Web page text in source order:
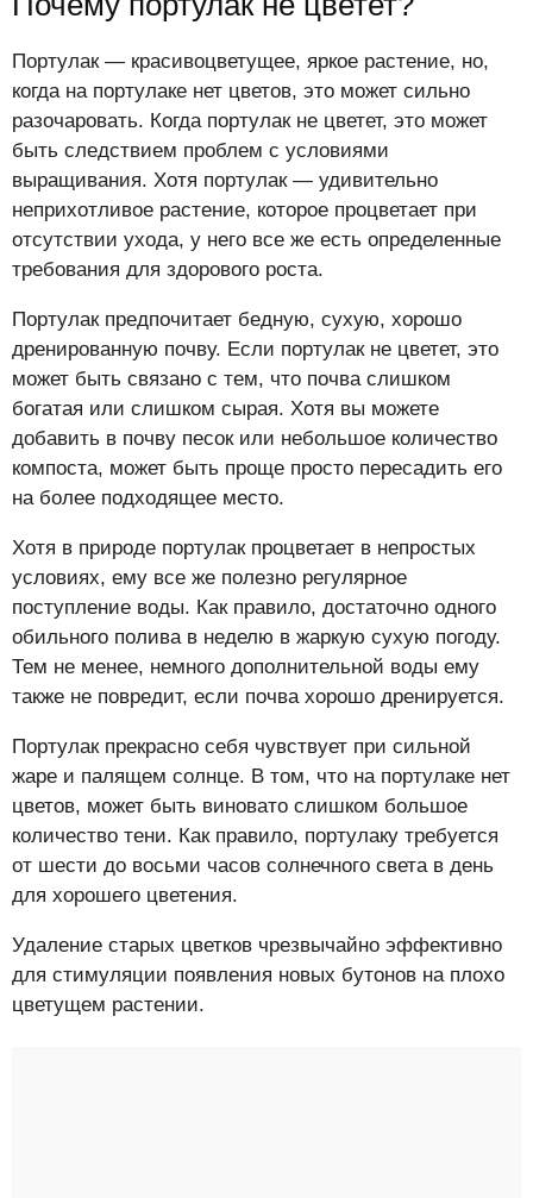
Портулак — красивоцветущее, яркое растение, но,
когда на портулаке нет цветов, это может сильно
разочаровать. Когда портулак не цветет, это может
быть следствием проблем с условиями
выращивания. Хотя портулак — удивительно
неприхотливое растение, которое процветает при
отсутствии ухода, у него все же есть определенные
требования для здорового роста.
Портулак предпочитает бедную, сухую, хорошо
дренированную почву. Если портулак не цветет, это
может быть связано с тем, что почва слишком
богатая или слишком сырая. Хотя вы можете
добавить в почву песок или небольшое количество
компоста, может быть проще просто пересадить его
на более подходящее место.
Хотя в природе портулак процветает в непростых
условиях, ему все же полезно регулярное
поступление воды. Как правило, достаточно одного
обильного полива в неделю в жаркую сухую погоду.
Тем не менее, немного дополнительной воды ему
также не повредит, если почва хорошо дренируется.
Портулак прекрасно себя чувствует при сильной
жаре и палящем солнце. В том, что на портулаке нет
цветов, может быть виновато слишком большое
количество тени. Как правило, портулаку требуется
от шести до восьми часов солнечного света в день
для хорошего цветения.
Удаление старых цветков чрезвычайно эффективно
для стимуляции появления новых бутонов на плохо
цветущем растении.